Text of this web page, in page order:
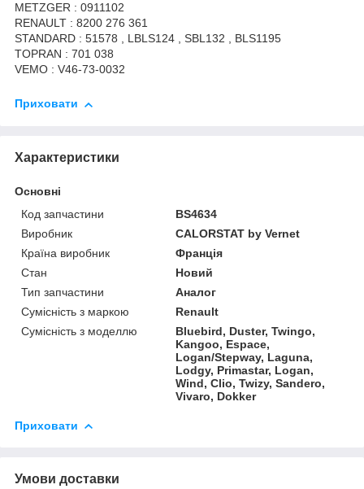
METZGER : 0911102
RENAULT : 8200 276 361
STANDARD : 51578 , LBLS124 , SBL132 , BLS1195
TOPRAN : 701 038
VEMO : V46-73-0032
Приховати
Характеристики
Основні
Код запчастини
BS4634
Виробник
CALORSTAT by Vernet
Країна виробник
Франція
Стан
Новий
Тип запчастини
Аналог
Сумісність з маркою
Renault
Сумісність з моделлю
Bluebird, Duster, Twingo,
Kangoo, Espace,
Logan/Stepway, Laguna,
Lodgy, Primastar, Logan,
Wind, Clio, Twizy, Sandero,
Vivaro, Dokker
Приховати
Умови доставки